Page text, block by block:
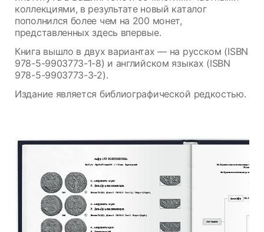
коллекциями, в результате новый каталог
пополнился более чем на 200 монет,
представленных здесь впервые.
Книга вышло в двух вариантах — на русском (ISBN
978-5-9903773-1-8) и английском языках (ISBN
978-5-9903773-3-2).
Издание является библиографической редкостью.